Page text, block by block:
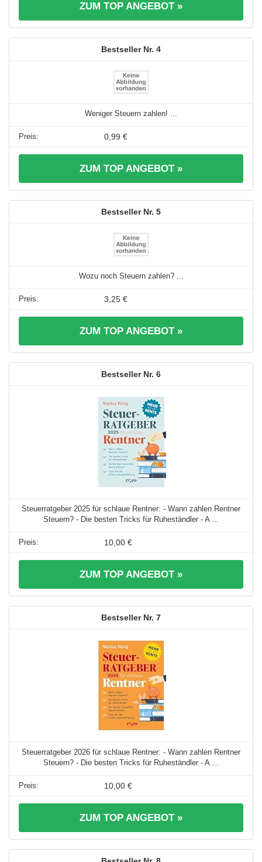
ZUM TOP ANGEBOT »
4
Weniger Steuern zahlen! ...
0,99 €
ZUM TOP ANGEBOT »
5
Wozu noch Steuern zahlen? ...
3,25 €
ZUM TOP ANGEBOT »
6
Steuerratgeber 2025 für schlaue Rentner: - Wann zahlen Rentner
Steuern? - Die besten Tricks für Ruheständler - A ...
10,00 €
ZUM TOP ANGEBOT »
7
Steuerratgeber 2026 für schlaue Rentner: - Wann zahlen Rentner
Steuern? - Die besten Tricks für Ruheständler - A ...
10,00 €
ZUM TOP ANGEBOT »